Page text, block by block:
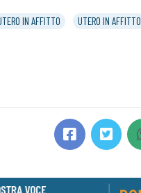
IN AFFITTO
UTERO IN AFFITTO